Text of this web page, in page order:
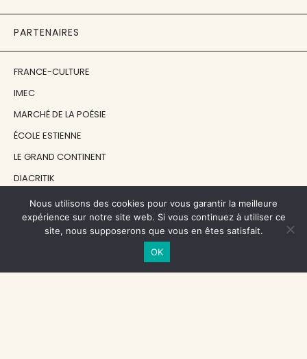
PARTENAIRES
FRANCE-CULTURE
IMEC
MARCHÉ DE LA POÉSIE
ÉCOLE ESTIENNE
LE GRAND CONTINENT
DIACRITIK
EN ATTENDANT NADEAU
NOS SOUTIENS
Nous utilisons des cookies pour vous garantir la meilleure
expérience sur notre site web. Si vous continuez à utiliser ce
site, nous supposerons que vous en êtes satisfait.
OK